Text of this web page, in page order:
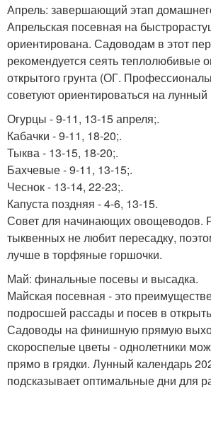
Апрель: завершающий этап
Апрельская посевная на
ориентирована. Садоводам в этот
рекомендуется сеять теплолюбивые
открытого грунта (ОГ.
советуют ориентироваться на лунный
Огурцы - 9-11, 13-15 апреля;.
Кабачки - 9-11, 18-20;.
Тыква - 13-15, 18-20;.
Бахчевые - 9-11, 13-15;.
Чеснок - 13-14, 22-23;.
Капуста поздняя - 4-6, 13-15.
Совет для начинающих овощеводов.
тыквенных не любит пересадку,
лучше в торфяные горшочки.
Май: финальные посевы и высадка.
Майская посевная - это
подросшей рассады и посев в
Садоводы на финишную прямую
скороспелые цветы - однолетники
прямо в грядки. Лунный календарь
подсказывает оптимальные дни для